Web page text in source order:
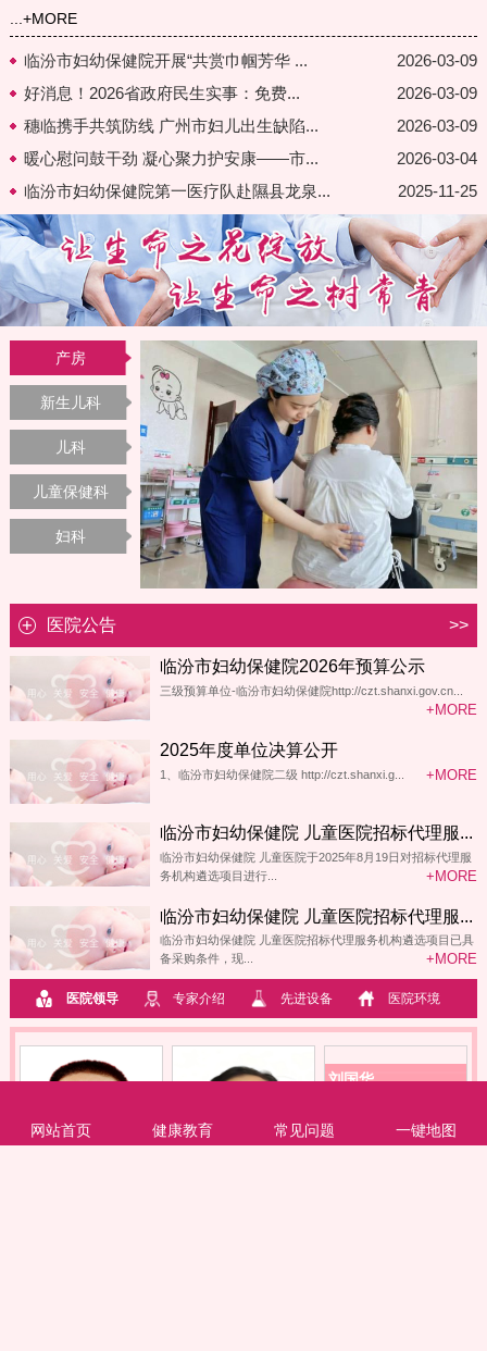
+MORE
临汾市妇幼保健院开展“共赏巾帼芳华 ...
2026-03-09
好消息！2026省政府民生实事：免费...
2026-03-09
穗临携手共筑防线 广州市妇儿出生缺陷...
2026-03-09
暖心慰问鼓干劲 凝心聚力护安康——市...
2026-03-04
临汾市妇幼保健院第一医疗队赴隰县龙泉...
2025-11-25
产房
新生儿科
儿科
儿童保健科
妇科
医院公告 >>
临汾市妇幼保健院2026年预算公示
三级预算单位-临汾市妇幼保健院http://czt.shanxi.gov.cn...
+MORE
2025年度单位决算公开
1、临汾市妇幼保健院二级 http://czt.shanxi.g... +MORE
临汾市妇幼保健院 儿童医院招标代理服...
临汾市妇幼保健院 儿童医院于2025年8月19日对招标代理服
务机构遴选项目进行...
+MORE
临汾市妇幼保健院 儿童医院招标代理服...
临汾市妇幼保健院 儿童医院招标代理服务机构遴选项目已具
备采购条件，现...
+MORE
医院领导 专家介绍 先进设备 医院环境
刘国华
副院长
网站首页 健康教育 常见问题 一键地图